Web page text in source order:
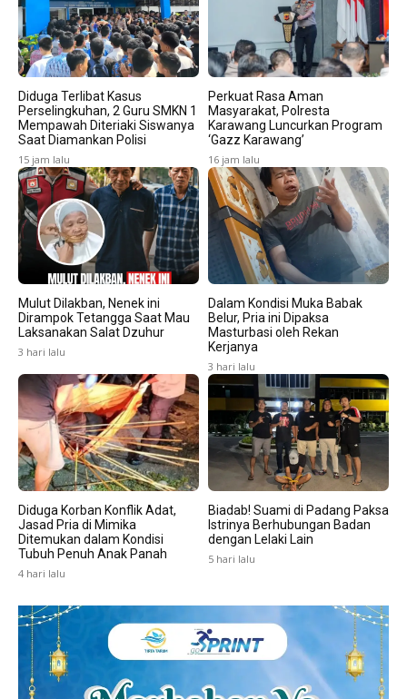
Diduga Terlibat Kasus
Perselingkuhan, 2 Guru SMKN 1
Mempawah Diteriaki Siswanya
Saat Diamankan Polisi
15 jam lalu
Perkuat Rasa Aman
Masyarakat, Polresta
Karawang Luncurkan Program
‘Gazz Karawang’
16 jam lalu
Mulut Dilakban, Nenek ini
Dirampok Tetangga Saat Mau
Laksanakan Salat Dzuhur
3 hari lalu
Dalam Kondisi Muka Babak
Belur, Pria ini Dipaksa
Masturbasi oleh Rekan
Kerjanya
3 hari lalu
Diduga Korban Konflik Adat,
Jasad Pria di Mimika
Ditemukan dalam Kondisi
Tubuh Penuh Anak Panah
4 hari lalu
Biadab! Suami di Padang Paksa
Istrinya Berhubungan Badan
dengan Lelaki Lain
5 hari lalu